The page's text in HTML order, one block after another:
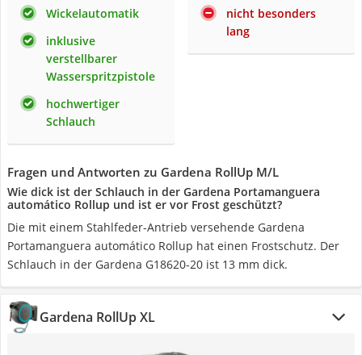
Wickelautomatik
inklusive
verstellbarer
Wasserspritzpistole
hochwertiger
Schlauch
nicht besonders
lang
Fragen und Antworten zu Gardena RollUp M/L
Wie dick ist der Schlauch in der Gardena Portamanguera
automático Rollup und ist er vor Frost geschützt?
Die mit einem Stahlfeder-Antrieb versehende Gardena
Portamanguera automático Rollup hat einen Frostschutz. Der
Schlauch in der Gardena G18620-20 ist 13 mm dick.
Gardena RollUp XL